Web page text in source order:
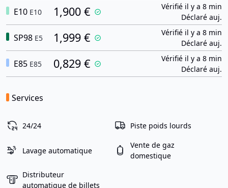
E10 E10 1,900 €
Vérifié il y a 8 min
Déclaré auj.
SP98 E5 1,999 €
Vérifié il y a 8 min
Déclaré auj.
E85 E85 0,829 €
Vérifié il y a 8 min
Déclaré auj.
Services
24/24 Piste poids lourds
Lavage automatique
Vente de gaz
domestique
Distributeur
automatique de billets